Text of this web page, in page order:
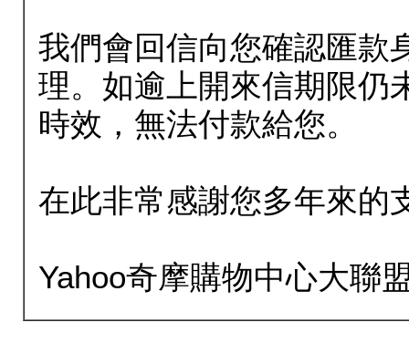
我們會回信向您確認匯款
理。如逾上開來信期限仍
時效，無法付款給您。
在此非常感謝您多年來的
Yahoo奇摩購物中心大